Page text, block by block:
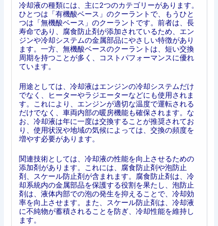
冷却液の種類には、主に2つのカテゴリーがあります。
ひとつは「有機酸ベース」のクーラントで、もうひと
つは「無機酸ベース」のクーラントです。前者は、長
寿命であり、腐食防止剤が添加されているため、エン
ジンや冷却システムの金属部品にやさしい特徴があり
ます。一方、無機酸ベースのクーラントは、短い交換
周期を持つことが多く、コストパフォーマンスに優れ
ています。
用途としては、冷却液はエンジンの冷却システムだけ
でなく、ヒーターやラジエーターなどにも使用されま
す。これにより、エンジンが適切な温度で運転される
だけでなく、車両内部の暖房機能も確保されます。な
お、冷却液は年に一度は交換することが推奨されてお
り、使用状況や地域の気候によっては、交換の頻度を
増やす必要があります。
関連技術としては、冷却液の性能を向上させるための
添加剤があります。これには、腐食防止剤や泡防止
剤、スケール防止剤が含まれます。腐食防止剤は、冷
却系統内の金属部品を保護する役割を果たし、泡防止
剤は、液体内部での泡の発生を抑えることで、冷却効
率を向上させます。また、スケール防止剤は、冷却液
に不純物が蓄積されることを防ぎ、冷却性能を維持し
ます。